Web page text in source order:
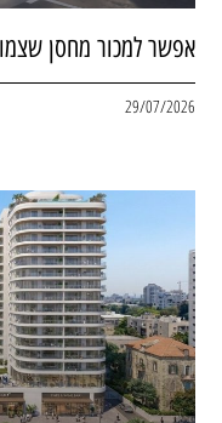
אפשר למכור מחסן
29/07/2026